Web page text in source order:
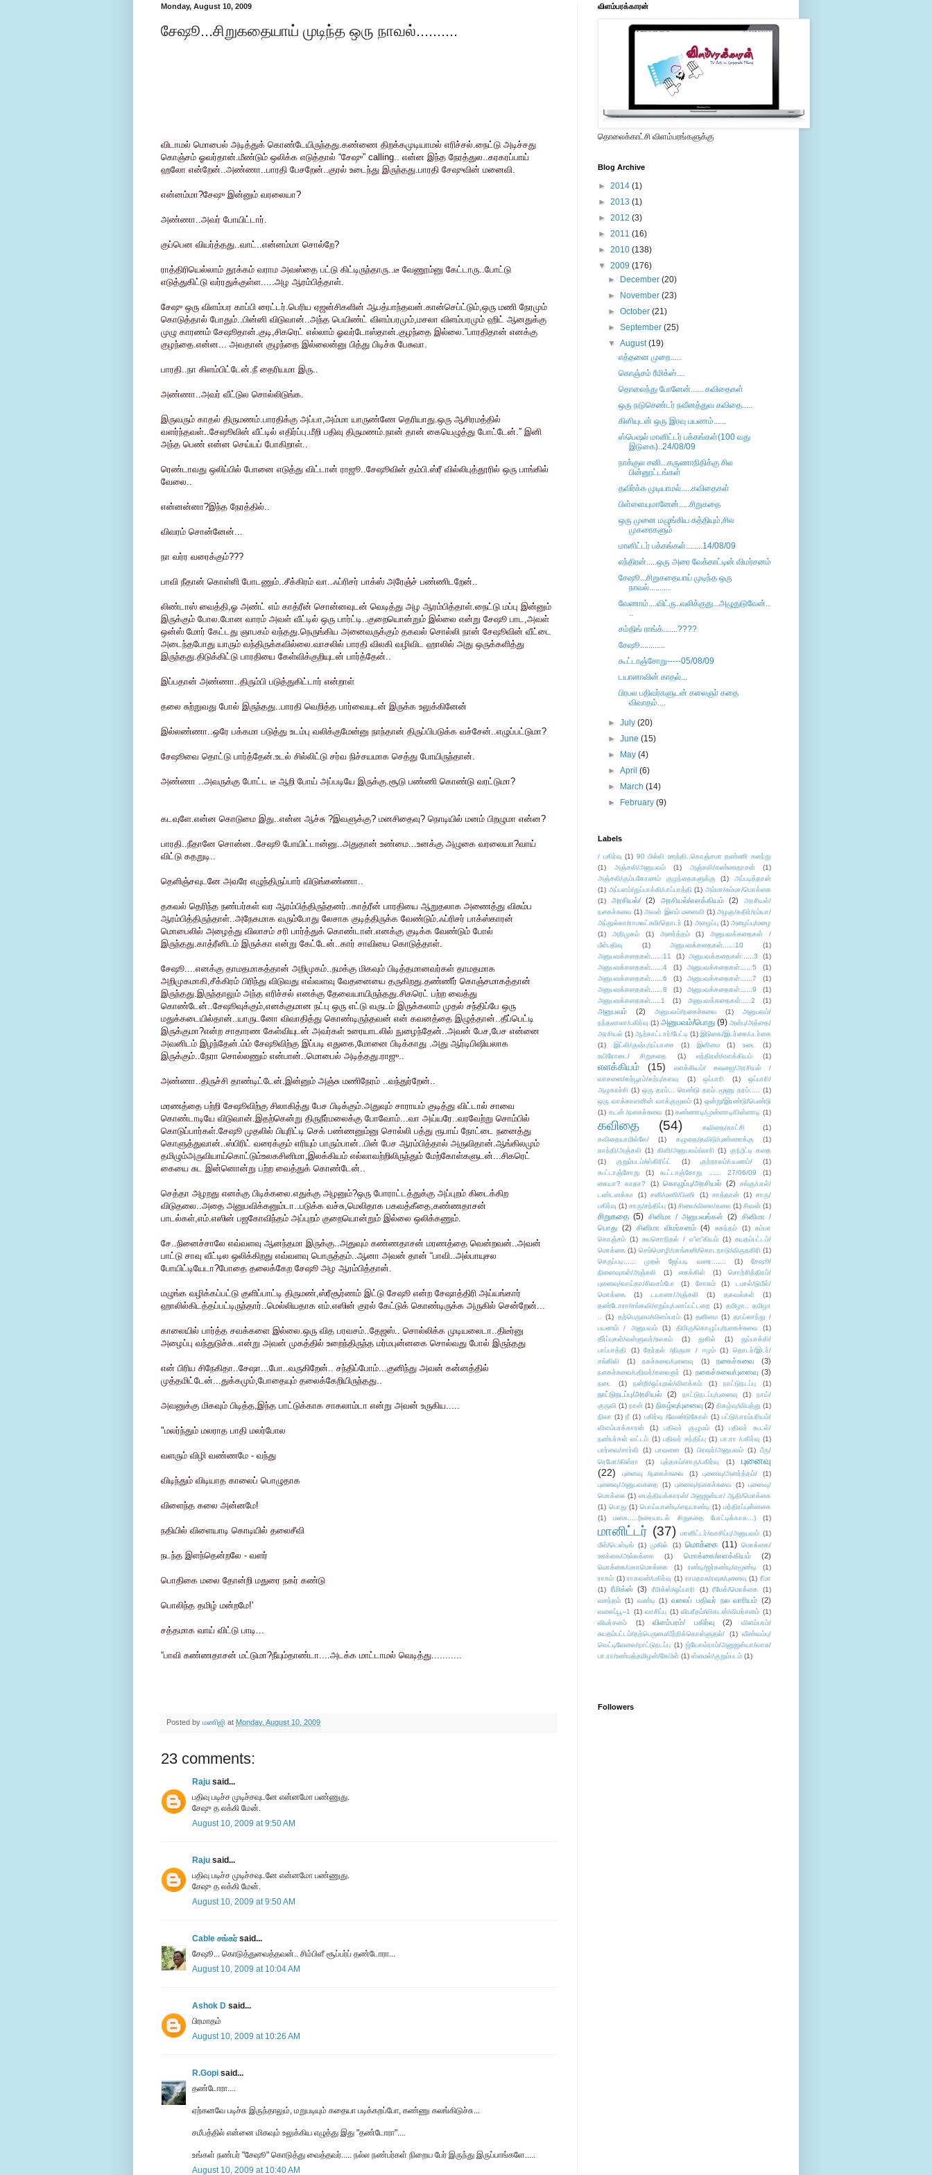
Monday, August 10, 2009
சேஷூ...சிறுகதையாய் முடிந்த ஒரு நாவல்..........
விடாமல் மொபைல் அடித்துக் கொண்டேயிருந்தது.கண்ணை திறக்கமுடியாமல் எரிச்சல்.நைட்டு அடிச்சது
கொஞ்சம் ஓவர்தான்.மீண்டும் ஒலிக்க எடுத்தால் “சேஷு” calling.. என்ன இந்த நேரத்துல..கரகரப்பாய்
ஹலோ என்றேன்..அண்ணா..பாரதி பேசறேன்..குரல் உடைந்து இருந்தது.பாரதி சேஷுவின் மனைவி.
என்னம்மா?சேஷு இன்னும் வரலையா?
அண்ணா..அவர் போயிட்டார்.
குப்பென வியர்த்தது..வாட்..என்னம்மா சொல்றே?
ராத்திரியெல்லாம் தூக்கம் வராம அவஸ்தை பட்டு கிட்டிருந்தாரு..டீ வேணூம்னு கேட்டாரு..போட்டு
எடுத்துகிட்டு வர்ரதுக்குள்ள.....அழ ஆரம்பித்தாள்.
சேஷு ஒரு விளம்பர காப்பி ரைட்டர்.பெரிய ஏஜன்சிகளின் ஆபத்பாந்தவன்.கான்செப்ட்டும்,ஒரு மணி நேரமும்
கொடுத்தால் போதும்..பின்னி விடுவான்..அந்த பெயிண்ட் விளம்பரமும்,மசலா விளம்பரமும் ஹிட் ஆனதுக்கு
முழு காரணம் சேஷூதான்.குடி,சிகரெட் எல்லாம் ஓவர்டோஸ்தான்.குழந்தை இல்லை.”பாரதிதான் எனக்கு
குழந்தை.என்ன... அவதான் குழந்தை இல்லைன்னு பித்து பிடிச்சு பேசுவா.
பாரதி..நா கிளம்பிட்டேன்.நீ தைரியமா இரு..
அண்ணா..அவர் வீட்டுல சொல்லிடுங்க.
இருவரும் காதல் திருமணம்.பாரதிக்கு அப்பா,அம்மா யாருண்ணே தெரியாது.ஒரு ஆசிரமத்தில்
வளர்ந்தவள்..சேஷூவின் வீட்டில் எதிர்ப்பு.மீறி பதிவு திருமணம்.நான் தான் கையெழுத்து போட்டேன்.” இனி
அந்த பெண் என்ன செய்யப் போகிறாள்..
ரெண்டாவது ஒலிப்பில் போனை எடுத்து விட்டான் ராஜூ..சேஷூவின் தம்பி.ஸ்ரீ வில்லிபுத்தூரில் ஒரு பாங்கில்
வேலை..
என்னன்னா?இந்த நேரத்தில்..
விவரம் சொன்னேன்...
நா வர்ர வரைக்கும்???
பாவி நீதான் கொள்ளி போடணும்..சீக்கிரம் வா..ஃப்ரிசர் பாக்ஸ் அரேஞ்ச் பண்ணிடறேன்..
லிண்டாஸ் வைத்தி,ஓ அண்ட் எம் காத்ரீன் சொன்னவுடன் வெடித்து அழ ஆரம்பித்தாள்.நைட்டு மப்பு இன்னும்
இருக்கும் போல.போன வாரம் அவள் வீட்டில் ஒரு பார்ட்டி..குறையொன்றும் இல்லை என்று சேஷூ பாட,அவள்
ஒன்ஸ் மோர் கேட்டது ஞாபகம் வந்தது.நெருங்கிய அனைவருக்கும் தகவல் சொல்லி நான் சேஷூவின் வீட்டை
அடைந்தபோது யாரும் வந்திருக்கவில்லை.வாசலில் பாரதி விலகி வழிவிட ஹாலில் அது ஒருக்களித்து
இருந்தது.திடுக்கிட்டு பாரதியை கேள்விக்குறியுடன் பார்த்தேன்..
இப்பதான் அண்ணா..திரும்பி படுத்துகிட்டார் என்றாள்
தலை சுற்றுவது போல் இருந்தது..பாரதி வெறித்த பார்வையுடன் இருக்க உலுக்கினேன்
இல்லண்ணா..ஒரே பக்கமா படுத்து உடம்பு வலிக்குமேன்னு நாந்தான் திருப்பிபடுக்க வச்சேன்..எழுப்பட்டுமா?
சேஷூவை தொட்டு பார்த்தேன்.உடல் சில்லிட்டு சர்வ நிச்சயமாக செத்து போயிருந்தான்.
அண்ணா ..அவருக்கு போட்ட டீ ஆறி போய் அப்படியே இருக்கு.சூடு பண்ணி கொண்டு வரட்டுமா?
கடவுளே.என்ன கொடுமை இது..என்ன ஆச்சு ?இவளுக்கு? மனசிதைவு? நொடியில் மனம் பிறழுமா என்ன?
பாரதி..நீதானே சொன்ன..சேஷூ போயிட்டான்னு..அதுதான் உண்மை...உனக்கு அழுகை வரலையா?வாய்
விட்டு கதறுடி..
தெளிஞ்சவுடனே அவரே எழுந்திருப்பார் விடுங்கண்ணா..
தகவல் தெரிந்த நண்பர்கள் வர ஆரம்பித்திருந்தனர்..காத்ரீன் பாரதியை ஆறுதலாக அணைத்து விசும்ப
ஆரம்பித்திருந்தாள்..அநேகமாக வரும்போது லேசாக குடித்திருக்க வேண்டும்.ஃப்ரிசர் பாக்ஸ்காரன்
மொபைலில் அழைத்து விலாசம் சரி பார்த்துக் கொண்டான்.எனக்கு குடிக்க வேண்டும் போல்
இருந்தது.காத்ரீனிடம் இருக்கா என்று கேட்டேன்..கார் சாவியை கொடுத்தாள்.
சேஷூ....எனக்கு தாமதமாகத்தான் அறிமுகம்..நமக்கு மிகவும் பிடித்தமானவர்கள் தாமதமாக
அறிமுகமாகி,சீக்கிரம் பிரிந்து விடுவது எவ்வளவு வேதனையை தருகிறது.தண்ணீர் கொஞ்சமாகத்தான்
இருந்தது.இருந்தாலும் அந்த எரிச்சல் எனக்கு தேவையாயிருந்தது.சிகரெட் பற்ற வைத்து
கொண்டேன்..சேஷூவுக்கும்,எனக்குமான நட்பு ஒரு எட்டு வருடம் இருக்கலாம் முதல் சந்திப்பே ஒரு
மதுக்கடையில்தான்..யாருடனோ விவாதித்து கொண்டிருந்தவன் என் கவனத்தை இழுத்தான்..தீப்பெட்டி
இருக்குமா?என்ற சாதாரண கேள்வியுடன் அவர்கள் உரையாடலில் நுழைந்தேன்..அவன் பேச,பேச என்னை
அவனிடம் இழந்தேன்.ம்ம் சேஷூவிற்கு இப்படி எதுகை,மோனை பிடிக்காது .அது ஆர்டிபிஷியலாக
இருக்கும்..நேரா சொல்லணும் என்பான்..மொபைல் அடித்தது.ராஜு..
அண்ணா..திருச்சி தாண்டிட்டேன்.இன்னும் அஞ்சு மணிநேரம் ..வந்துர்றேன்..
மரணத்தை பற்றி சேஷூவிற்கு சிலாகித்து பேச பிடிக்கும்.அதுவும் சாராயம் குடித்து விட்டால் சாவை
கொண்டாடியே விடுவான்.இதற்கென்று திருநீர்மலைக்கு போவோம்...வா அய்யரே..வரவேற்று சொம்பில்
கொடுப்பார்கள்.சேஷூ முதலில் பியுரிட்டி செக் பண்ணனும்னு சொல்லி பத்து ரூபாய் நோட்டை நனைத்து
கொளுத்துவான்..ஸ்பிரிட் வரைக்கும் எரியும் பாரும்பான்..பின் பேச ஆரம்பித்தால் அருவிதான்.ஆங்கிலமும்
தமிழும்அருவியாய்கொட்டும்உலகசினிமா,இலக்கியம் எல்லாவற்றிலிருந்தும் மேற்கோள்களுடன்...சிகரெட்
கையை சுட இன்னொன்று பற்ற வைத்துக் கொண்டேன்..
செத்தா அழறது எனக்கு பிடிக்கலை.எதுக்கு அழனும்?ஒரு போராட்டத்துக்கு அப்புறம் கிடைக்கிற
விடுதலை..அதை அனுபவிக்கனும்டா..படுக்க வச்சு,மெலிதாக பகவத்கீதை,கண்ணதாசன்
பாடல்கள்,எம்.எஸின் பஜகோவிந்தம் அப்புறம் குறையொன்றும் இல்லை ஒலிக்கணும்.
சே..நினைச்சாலே எவ்வளவு ஆனந்தமா இருக்கு..அதுவும் கண்ணதாசன் மரணத்தை வென்றவன்..அவன்
பாட்டு சாவு வீட்டில ஒலிக்கிறது எவ்வளவு பொருத்தம்..ஆனா அவன் தான் “பாவி..அல்பாயுசல
போயிட்டியேடா?போதை தலைக்கேற சேஷூ அழ ஆரம்பித்தான்.
மழுங்க வழிக்கப்பட்டு குளிப்பாட்டி திருமண்,ஸ்ரீசூர்ணம் இட்டு சேஷூ என்ற சேஷாத்திரி அய்யங்கார்
ஹாலில்கிடத்தப்பட்டிருந்தார்..மெல்லியதாக எம்.எஸின் குரல் கேட்டுக் கொண்டிருக்க அருகில் சென்றேன்...
காலையில் பார்த்த சவக்களை இல்லை.ஒரு வித பரவசம்..தேஜஸ்.. சொல்லிக்க முடியலைடா..திடீர்னு
அழைப்பு வந்துடுச்சு..என்று அவன் முகத்தில் உறைந்திருந்த மர்மபுன்னகை சொல்வது போல் இருந்தது
என் பிரிய சிநேகிதா..சேஷா...போ..வருகிறேன்.. சந்திப்போம்...குனிந்து அவன் கன்னத்தில்
முத்தமிட்டேன்...துக்கமும்,போதையும் தலைக்கேறியிருந்தது..
அவனுக்கு மிகவும் பிடித்த,இந்த பாட்டுக்காக சாகலாம்டா என்று அவன் உருகிய.....
"மலர்ந்தும் மலராத பாதி மலர்போல
வளரும் விழி வண்ணமே - வந்து
விடிந்தும் விடியாத காலைப் பொழுதாக
விளைந்த கலை அன்னமே!
நதியில் விளையாடி கொடியில் தலைசீவி
நடந்த இளந்தென்றலே - வளர்
பொதிகை மலை தோன்றி மதுரை நகர் கண்டு
பொலிந்த தமிழ் மன்றமே!'
சத்தமாக வாய் விட்டு பாடி...
“பாவி கண்ணதாசன் மட்டுமா?நீயும்தாண்டா....அடக்க மாட்டாமல் வெடித்து...........
Posted by மணிஜி at Monday, August 10, 2009
23 comments:
Raju said...
பதிவு படிச்ச முடிச்சவுடனே என்னமோ பண்ணுது.
சேஷு த லக்கி மேன்.
August 10, 2009 at 9:50 AM
Raju said...
பதிவு படிச்ச முடிச்சவுடனே என்னமோ பண்ணுது.
சேஷு த லக்கி மேன்.
August 10, 2009 at 9:50 AM
Cable சங்கர்said...
சேஷூ... கொடுத்துவைத்தவன்.. சிம்பிளீ சூப்பர்ப் தண்டோரா...
August 10, 2009 at 10:04 AM
Ashok D said...
பிரமாதம்
August 10, 2009 at 10:26 AM
R.Gopi said...
தண்டோரா....
ஏற்கனவே படிச்சு இருந்தாலும், மறுபடியும் கதையா படிக்கறப்போ, கண்ணு கலங்கிடுச்சு...
சமீபத்தில் என்னை மிகவும் உலுக்கிய எழுத்து இது "தண்டோரா"....
உங்கள் நண்பர் "சேஷூ" கொடுத்து வைத்தவர்..... நல்ல நண்பர்கள் நிறைய பேர் இருந்து இருப்பாங்களே.....
August 10, 2009 at 10:40 AM
விளம்பரக்காரன்
தொலைக்காட்சி விளம்பரங்களுக்கு
Blog Archive
► 2014 (1)
► 2013 (1)
► 2012 (3)
► 2011 (16)
► 2010 (138)
▼ 2009 (176)
►
December(20)
►
November(23)
►October(21)
►September(25)
▼August(19)
எத்தனை முறை.....
கொஞ்சம் ரீமிக்ஸ்....
தொலைந்து போனேன்...... கவிதைகள்
ஒரு நடுசெண்டர் நவீனத்துவ கவிதை.....
கிளியுடன் ஒரு இரவு பயணம்......
ஸ்பெஷல் மானிட்டர் பக்கங்கள்(100 வது
இடுகை)..24/08/09
நாக்குல சனி...கருணாநிதிக்கு சில
பின்னூட்டங்கள்
தவிர்க்க முடியாமல்.....கவிதைகள்
பிள்ளையுமானேன்.....சிறுகதை
ஒரு முனை மழுங்கிய கத்தியும்,சில
முகரைகளும்
மானிட்டர் பக்கங்கள்........14/08/09
எந்திரன்.....ஒரு அரை வேக்காட்டின் விமர்சனம்
சேஷூ...சிறுகதையாய் முடிந்த ஒரு
நாவல்..........
வேணாம்....விட்ரு..வலிக்குது...அழுதுடுவேன்..
..
சம்திங் ராங்க்.......????
சேஷூ............
கூட்டாஞ்சோறு-----05/08/09
டயானாவின் காதல்...
பிரபல பதிவர்களுடன் கலைஞர் கதை
விவாதம்....
►July(20)
►June(15)
►
May(4)
►April(6)
►
March(14)
►
February(9)
Labels
/ பகிர்வு (1) 90 மில்லி ஊத்தி..கொஞ்சமா தண்ணி கலந்து
(1)
அஞ்சலி/அனுபவம் (1) அஞ்சலி/கண்ணதாசன்
(1)
அஞ்சலி/கும்பகோணம் குழந்தைகளுக்கு
(1)
அப்படித்தான்
(1) அப்பளம்/துப்பாக்கி/பாப்பாத்தி (1) அம்மா/சும்மா/மொக்கை
(1)
அரசியல்/ (2) அரசியல்/எளக்கியம் (2)
அரசியல்/
நகைச்சுவை (1) அவள் இளம் மனைவி (1) அழகு/கதிர்/ரம்யா/
அப்துல்லா/ராமலட்சுமி/தொடர் (1) அழைப்பு (1) அழைப்பு/மழை
(1)
அறிமுகம் (1) அனர்த்தம் (1)
அனுபவக்கதைகள் /
மீள்பதிவு
(1) அனுபவக்கதைகள்......10
(1)
அனுபவக்கதைகள்......11
(1) அனுபவக்கதைகள்......3
(1)
அனுபவக்கதைகள்......4
(1) அனுபவக்கதைகள்......5
(1)
அனுபவக்கதைகள்......6
(1) அனுபவக்கதைகள்......7
(1)
அனுபவக்கதைகள்......8
(1) அனுபவக்கதைகள்......9
(1)
அனுபவக்கதைகள்.....1
(1) அனுபவக்கதைகள்.....2 (1)
அனுபவம் (2) அனுபவம்/நகைச்சுவை (1)
அனுபவம்/
நந்தலாலா/பகிர்வு (1) அனுபவம்/பொது (9) அன்பு/அத்தை/
அரசியல் (1) ஆற்காட்டார்/பேட்டி (1) இடுகை/இடர்கை/படர்கை
(1)
இட்லி/குஷ்பு/நப்பாசை (1) இனிமை (1) உடை
(1)
உயிரோடை/ சிறுகதை
(1) எந்திரன்/எளக்கியம் (1)
எளக்கியம் (15)
எளக்கியம்/ கவுஜை/அரசியல் /
வாசனை/கற்பூரம்/கற்பு/களவு
(1) ஒப்பாரி (1)
ஒப்பாரி/
அழுகாச்சி (1) ஒரு தரம்... ரெண்டு தரம்..மூணு தரம்..... (1)
ஒரு வாக்காளனின் வாக்குமூலம் (1) ஒன்று/இரண்டு/பெண்டு
(1) கடன் /நகைச்சுவை (1) கண்ணாடி/முன்னாடி/பின்னாடி (1)
கவிதை (54) கவிதை/காட்சி
(1)
கவிதையாமில்லே/
(1) கழுதை/தவிடு/புண்ணாக்கு
(1)
காந்தி/அஞ்சலி (1) கிளி/அனுபவம்/லாரி (1) கு(பு)ட்டி கதை
(1)
குறும்படம்/ஸ்கிரிப்ட் (1) குற்றாலம்/பயணம்/
(1)
கூட்டாஞ்சோறு
(1) கூட்டாஞ்சோறு ...... 27/06/09
(1)
கையா? காதா?
(1) கொழுப்பு/அரசியல் (2)
சங்கு/பால்/
டண்டனக்கா
(1) சனி/மணி/பிணி (1) சாத்தான் (1) சாரு/
பகிர்வு (1) சாரு/சந்திப்பு (1) சிலை/விலை/கலை (1) சிவன் (1)
சிறுகதை (5) சினிமா / அனுபவங்கள் (2)
சினிமா /
பொது (2) சினிமா விமர்சனம் (4) சுகந்தம் (1)
சும்மா
கொஞ்சம் (1) சுயசொறிதல் / எ”ள”கியம் (1) சுயதம்பட்டம்/
மொக்கை (1) செம்மொழி/மாங்கனி/கொடநாடு/விருதகிரி (1)
செருப்படி...... முதல் ஜேப்படி வரை.......
(1)
சேஷூ/
நினைவுகள்/அஞ்சலி
(1) சைக்கிள் (1)
சொற்சித்திரம்/
புனைவு/வாய்தா/சிவசம்போ
(1) சோகம் (1)
டமால்/டுமீல்/
மொக்கை
(1) டயானா/அஞ்சலி (1) தகவல்கள்
(1)
தண்டோரா/சங்கவி/எறும்பு/பலாப்பட்டறை (1) தமிழா.. தமிழா
.. (1) தற்பெருமை/விளம்பரம் (1) தனிமை (1) தாய்லாந்து /
பயணம் / அனுபவம்
(1) திமிரு/கொழுப்பு/நகைச்சுவை
(1)
தீர்ப்புகள்/வள்ளுவர்/உலகம்
(1) துகில் (1)
துப்பாக்கி/
பாப்பாத்தி
(1) தேர்தல் /திருமா / ஈழம் (1)
தொடர்/இடர்/
சங்கிலி
(1) நகச்சுவை/புனைவு (1) நகைச்சுவை (3)
நகைச்சுவை/பதிவர்/கலைஞர் (1) நகைச்சுவை/புனைவு (3)
நடை (1) நன்றி/ஒப்புதல்/விளக்கம் (1) நாட்டுநடப்பு (1)
நாட்டுநடப்பு/அரசியல் (2) நாட்டுநடப்பு/புனைவு (1)
நாய்/
குருவி (1) நான் (1) நிகழ்வு/புனைவு (2) நிகழ்வு/விபத்து (1)
நிலா (1) நீ (1) பகிர்வு /வேண்டுகோள் (1) பட்டு/பாரம்பரியம்/
விளம்பரக்காரன்
(1) பதிவர் குழுமம் (1)
பதிவர் கூடல்/
நண்பர்கள் வட்டம் (1) பதிவர் சந்திப்பு (1) பா.ரா /பகிர்வு (1)
பார்வை/சார்லி
(1) பாவனை (1) பிரஷர்/அனுபவம் (1) பீரு/
ரெமோ/கிஸ்ரா
(1) புத்தகம்/சாரு/பகிர்வு (1)
புனைவு
(22)
புனைவு /நகைச்சுவை (1) புனைவு/அனர்த்தம்/
(1)
புனைவு/அனுபவகதை (1) புனைவு/நகைச்சுவை (1) புனைவு/
மொக்கை (1) பைத்தியக்காரன்/ அனுஜன்யா/ ஆதி/மொக்கை
(1) பொது (1) பொய்யாண்டி/நையாண்டி (1) மந்திரப்புன்னகை
(1)
மனசு.....(உரையாடல் சிறுகதை போட்டிக்காக...) (1)
மானிட்டர் (37) மானிட்டர்/வாசிப்பு/அனுபவம் (1)
மீள்/டெஸ்டிங் (1) முகில் (1) மொக்கை (11) மொக்கை/
ஊக்கை/அல்லக்கை
(1) மொக்கை/எளக்கியம் (2)
மொக்கை/மகாமொக்கை (1) ரண்டி/ஜர்கண்டி/ஏமூண்டி
(1)
ராகம் (1) ராகவன்/பகிர்வு (1) ராமதாசு/ரவுசு/புனைவு (1) ரீமா
(1)
ரீமிக்ஸ் (3) ரீமிக்ஸ்/ஒப்பாரி (1) ரீமேக்/மொக்கை
(1)
வசந்தம் (1) வண்டி (1) வலைப் பதிவர் நல வாரியம் (2)
வலைப்பூ--1 (1) வாசிப்பு (1) விபரீதம்/விகடன்/விமர்சனம் (1)
விமர்சனம்
(1) விளம்பரம்/ பகிர்வு (2)
விளம்பரம்/
சுயதம்பட்டம்/தற்பெருமை/பீற்றிக்கொள்ளுதல்/
(1) வீண்வம்பு/
வெட்டிவேலை/நாட்டுநடப்பு (1) ஜ்யோவ்ராம்/அனுஜன்யா/வாசு/
பா.ரா/உண்மத்தமிழன்/கேபிள் (1) ஸ்மைல்/குறும்படம் (1)
Followers